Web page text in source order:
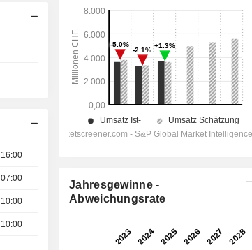
16:00
07:00
10:00
10:00
Jahresgewinne -
Abweichungsrate